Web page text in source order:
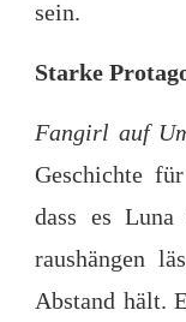
sein.
Starke
Fangirl auf
Geschichte
dass es
raushängen
Abstand hält.